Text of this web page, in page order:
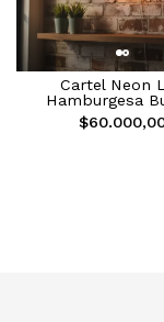
Cartel Neon
Hamburgesa